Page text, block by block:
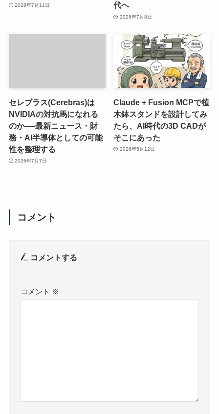
2026年7月11日
代へ
2026年7月8日
セレブラス(Cerebras)は
NVIDIAの対抗馬になれる
のか──最新ニュース・財
務・AI半導体としての可能
性を整理する
2026年7月7日
Claude + Fusion MCPで植
木鉢スタンドを設計してみ
たら、AI時代の3D CADが
そこにあった
2026年5月12日
コメント
コメントする
コメント ※